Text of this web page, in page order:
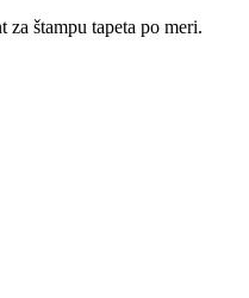
štampu tapeta po meri.